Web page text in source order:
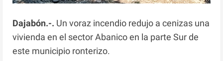
Dajabón.-. Un voraz incendio redujo a cenizas una
vivienda en el sector Abanico en la parte Sur de
este municipio ronterizo.